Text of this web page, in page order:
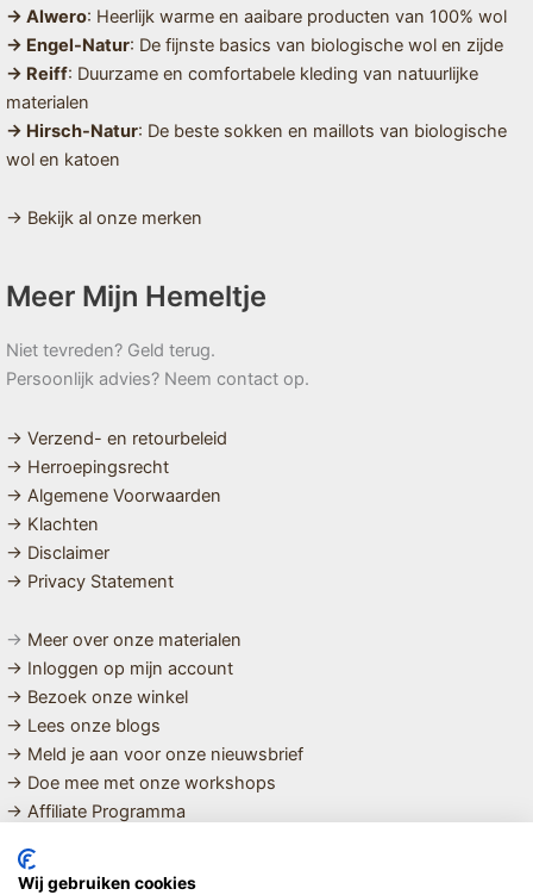
→ Alwero: Heerlijk warme en aaibare producten van 100% wol
→ Engel-Natur: De fijnste basics van biologische wol en zijde
→ Reiff: Duurzame en comfortabele kleding van natuurlijke
materialen
→ Hirsch-Natur: De beste sokken en maillots van biologische
wol en katoen
→ Bekijk al onze merken
Meer Mijn Hemeltje
Niet tevreden? Geld terug.
Persoonlijk advies? Neem contact op.
→ Verzend- en retourbeleid
→ Herroepingsrecht
→ Algemene Voorwaarden
→ Klachten
→ Disclaimer
→ Privacy Statement
→ Meer over onze materialen
→ Inloggen op mijn account
→ Bezoek onze winkel
→ Lees onze blogs
→ Meld je aan voor onze nieuwsbrief
→ Doe mee met onze workshops
→ Affiliate Programma
MET LIEFDE SAMENGESTELDE
Wij gebruiken cookies